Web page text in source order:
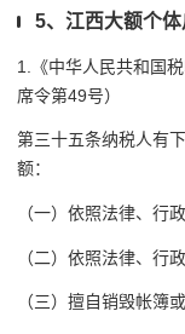
5、江西大额个体
1.《中华人民共和国
席令第49号）
第三十五条纳税人有
额：
（一）依照法律、行
（二）依照法律、行
（三）擅自销毁帐簿